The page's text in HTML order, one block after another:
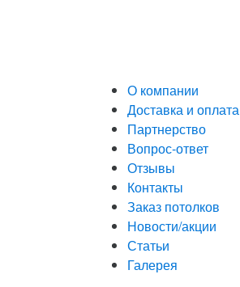
О компании
Доставка и оплата
Партнерство
Вопрос-ответ
Отзывы
Контакты
Заказ потолков
Новости/акции
Статьи
Галерея